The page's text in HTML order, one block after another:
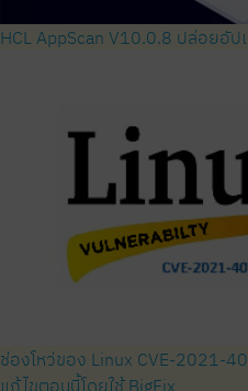
HCL AppScan V10.0.8 ปล่อยอัป
ช่องโหว่ของ Linux CVE-2021-
แก้ไขตอนนี้โดยใช้ BigFix